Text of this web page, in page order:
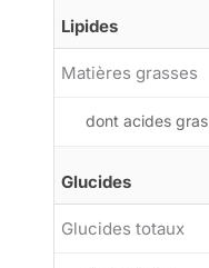
Lipides
Matières grasses
dont acides
Glucides
Glucides totaux